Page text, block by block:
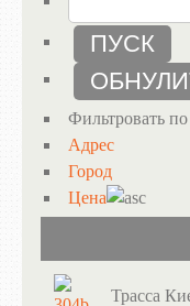
Фильтровать по
Адрес
Город
Цена
Трасса